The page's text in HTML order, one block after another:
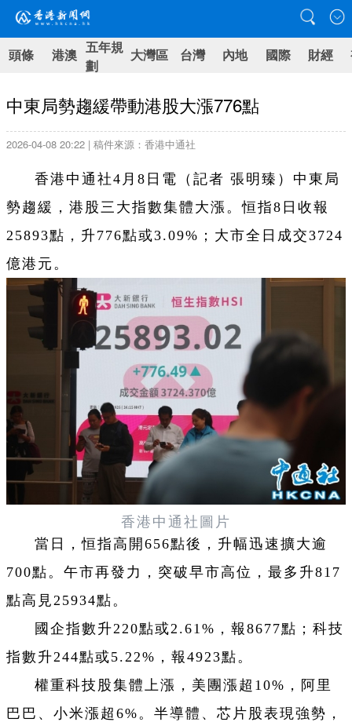
頭條 港澳 五年規
劃
大灣區 台灣 內地 國際 財經
中東局勢趨緩帶動港股大漲776點
2026-04-08 20:22 | 稿件來源：香港中通社
香港中通社4月8日電（記者 張明臻）中東局
勢趨緩，港股三大指數集體大漲。恒指8日收報
25893點，升776點或3.09%；大市全日成交3724
億港元。
香港中通社圖片
當日，恒指高開656點後，升幅迅速擴大逾
700點。午市再發力，突破早市高位，最多升817
點高見25934點。
國企指數升220點或2.61%，報8677點；科技
指數升244點或5.22%，報4923點。
權重科技股集體上漲，美團漲超10%，阿里
巴巴、小米漲超6%。半導體、芯片股表現強勢，